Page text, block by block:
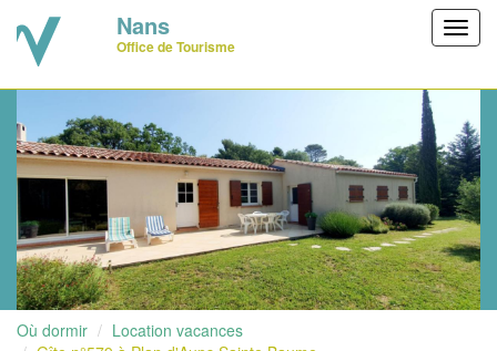
Nans
Office de Tourisme
Où dormir
Location vacances